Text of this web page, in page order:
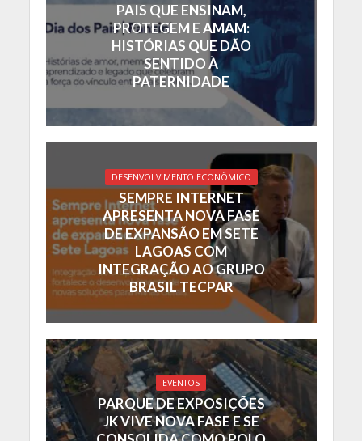
PAIS QUE ENSINAM,
PROTEGEM E AMAM:
HISTÓRIAS QUE DÃO
SENTIDO À
PATERNIDADE
DESENVOLVIMENTO ECONÔMICO
SEMPRE INTERNET
APRESENTA NOVA FASE
DE EXPANSÃO EM SETE
LAGOAS COM
INTEGRAÇÃO AO GRUPO
BRASIL TECPAR
EVENTOS
PARQUE DE EXPOSIÇÕES
JK VIVE NOVA FASE E SE